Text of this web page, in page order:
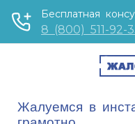
Жалуемся в